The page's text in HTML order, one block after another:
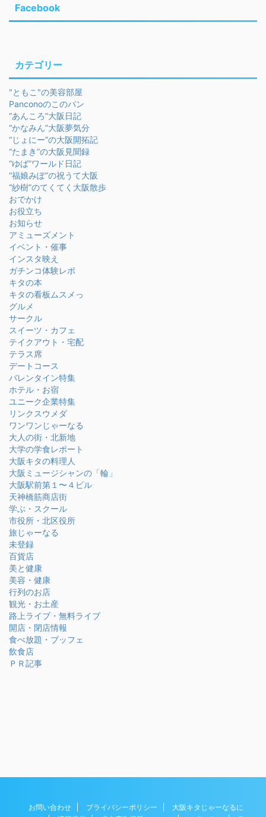
Facebook
カテゴリー
"ともこ"の美容部屋
Panconoのこのパン
“あんころ”大阪日記
“かなみん”大阪夢気分
“じょにー”の大阪開拓記
“たまき”の大阪見聞録
“ゆば”ワールド日記
“福娘みぽ”の祝うて大阪
“紗樹”のてくてく大阪散歩
おでかけ
お役立ち
お知らせ
アミューズメント
イベント・催事
インスタ映え
ガチンコ体験レポ
キタの本
キタの看板ムスメっ
グルメ
サークル
スイーツ・カフェ
テイクアウト・宅配
テラス席
デートコース
バレンタイン特集
ホテル・お宿
ユニーク企業特集
リンクスウメダ
ワンワンじゃーなる
大人の街・北新地
大学の学食レポート
大阪キタの料理人
大阪ミュージシャンの「輪」
大阪駅前第１〜４ビル
天神橋筋商店街
学ぶ・スクール
市役所・北区役所
旅じゃーなる
未登録
百貨店
美と健康
美容・健康
行列のお店
観光・お土産
路上ライブ・無料ライブ
開店・閉店情報
食べ放題・ブッフェ
飲食店
ＰＲ記事
お問い合わせ プライバシーポリシー
大阪キタじゃーなるに